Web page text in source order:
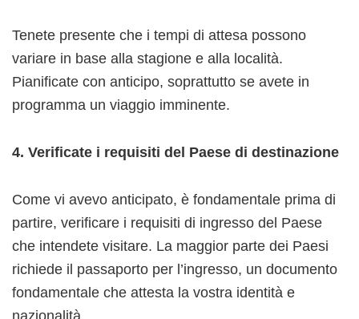
Tenete presente che i tempi di attesa possono
variare in base alla stagione e alla località.
Pianificate con anticipo, soprattutto se avete in
programma un viaggio imminente.
4. Verificate i requisiti del Paese di destinazione
Come vi avevo anticipato, è fondamentale prima di
partire, verificare i requisiti di ingresso del Paese
che intendete visitare. La maggior parte dei Paesi
richiede il passaporto per l’ingresso, un documento
fondamentale che attesta la vostra identità e